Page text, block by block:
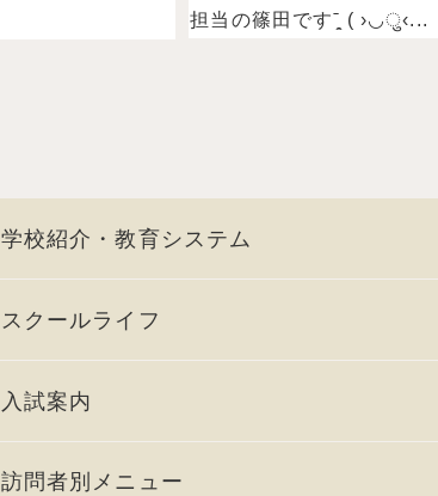
担当の篠田ですˉ̞̭ ( ›◡ु‹...
学校紹介・教育システム
スクールライフ
入試案内
訪問者別メニュー